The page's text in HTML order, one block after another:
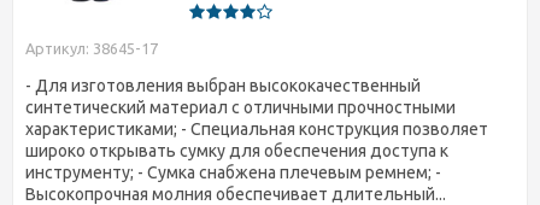
Артикул: 38645-17
- Для изготовления выбран высококачественный
синтетический материал с отличными прочностными
характеристиками; - Специальная конструкция позволяет
широко открывать сумку для обеспечения доступа к
инструменту; - Сумка снабжена плечевым ремнем; -
Высокопрочная молния обеспечивает длительный...